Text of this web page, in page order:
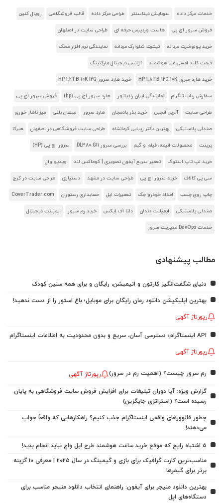
خدمات مرکز داده سرمایش دیتاسنتر طراحی مرکز داده قالب فروشگاهی رویال کنین
فروش سرور اچ پی هاست وردپرس حرفه ای طراحی سایت در اصفهان
خرید پولوشرت مردانه تیشرت شلوارک مردانه نمایندگی نرم افزار محک
قیمت کلید لمسی غیر هوشمند آژانس دیجیتال مارکتینگ
خرید هارد سرور HP 1.8TB 12G 10K خرید هارد سرور HP 1.2TB 10K 12G
سفارش ربات تلگرام نمایندگی ایران رادیاتور هارد سرور اچ پی (hp) فروش سرور اچ پی
طراحی سایت آنریل انجین خرید بذر بادمجان هارد سرور مبلمان باغی میز ناهار خوری
صندلی پلاستیکی بهترین دکتر زیبایی کرمانشاه طراحی سایت فروشگاهی در اصفهان هیرکا
پرینت محصولات انیمه، فیلم و گیم بررسی سرور DL380 G11 سرور اچ پی (HP)
خرید لپ تاپ استوک تعمیر سریع آیفون تصویری | کوماکس لند ویدیو وال
سی پی کالاف خرید سرور اچ پی طراحی سایت در مشهد دستیاری طراحی سایت در کرج
چاپ روی چسب امداد خودرو جک تعمیرات اپل حسابداری رستوران CoverTrader.com
صندلی پلاستیکی ایمپلنت دندان دلتا اف ایکس خرید رم سرور ایمپلنت دیجیتال
خدمات DevOps مدیریت سرور
مطالب پیشنهادی
دنیای شگفت‌انگیز کارتون و انیمیشن، رایگان و برای همه سنین کودک
بهترین اپلیکیشن دانلود رمان رایگان برای موبایل؛ باغ استور را از دست ندهید!
رپورتاژ آگهی
API اینستاگرام؛ دسترسی آسان، سریع و بدون محدودیت به اطلاعات اینستاگرام
رپورتاژ آگهی
رم سرور چیست؟ (اهمیت رم در سرور) رپورتاژ آگهی
گزارش ویژه: آیا دوران تبلیغات برای افزایش فروش سایت فروشگاهی به پایان
رسیده است؟ (استراتژی جایگزین)
چطور فالوورهای واقعی اینستاگرام جذب کنیم؟ راهکارهایی که واقعاً جواب
می‌دهند!
5 اشتباه رایج که موقع خرید ساعت هوشمند طرح اپل واچ نباید انجام بدید!
مناسب‌ترین کارت گرافیک برای بازی و گیمینگ در سال ۲۰۲۵ | معرفی ۱۰ گزینه
برتر برای گیمرها
بهترین دانلود منیجر برای آیفون: راهنمای انتخاب دانلود منیجر مناسب برای
دستگاه‌های اپل